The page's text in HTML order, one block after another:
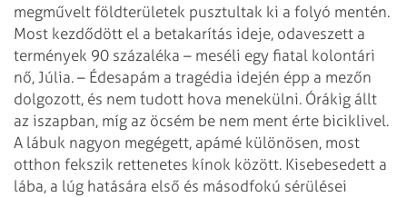
megművelt földterületek pusztultak ki a folyó mentén.
Most kezdődött el a betakarítás ideje, odaveszett a
termények 90 százaléka – meséli egy fiatal kolontári
nő, Júlia. – Édesapám a tragédia idején épp a mezőn
dolgozott, és nem tudott hova menekülni. Órákig állt
az iszapban, míg az öcsém be nem ment érte biciklivel.
A lábuk nagyon megégett, apámé különösen, most
otthon fekszik rettenetes kínok között. Kisebesedett a
lába, a lúg hatására első és másodfokú sérülései